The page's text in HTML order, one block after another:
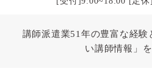
17Live 「チルナイト!」
経営陣のためのハラスメント対策と職場
講師派遣業51年の豊富な経
い講師情報」